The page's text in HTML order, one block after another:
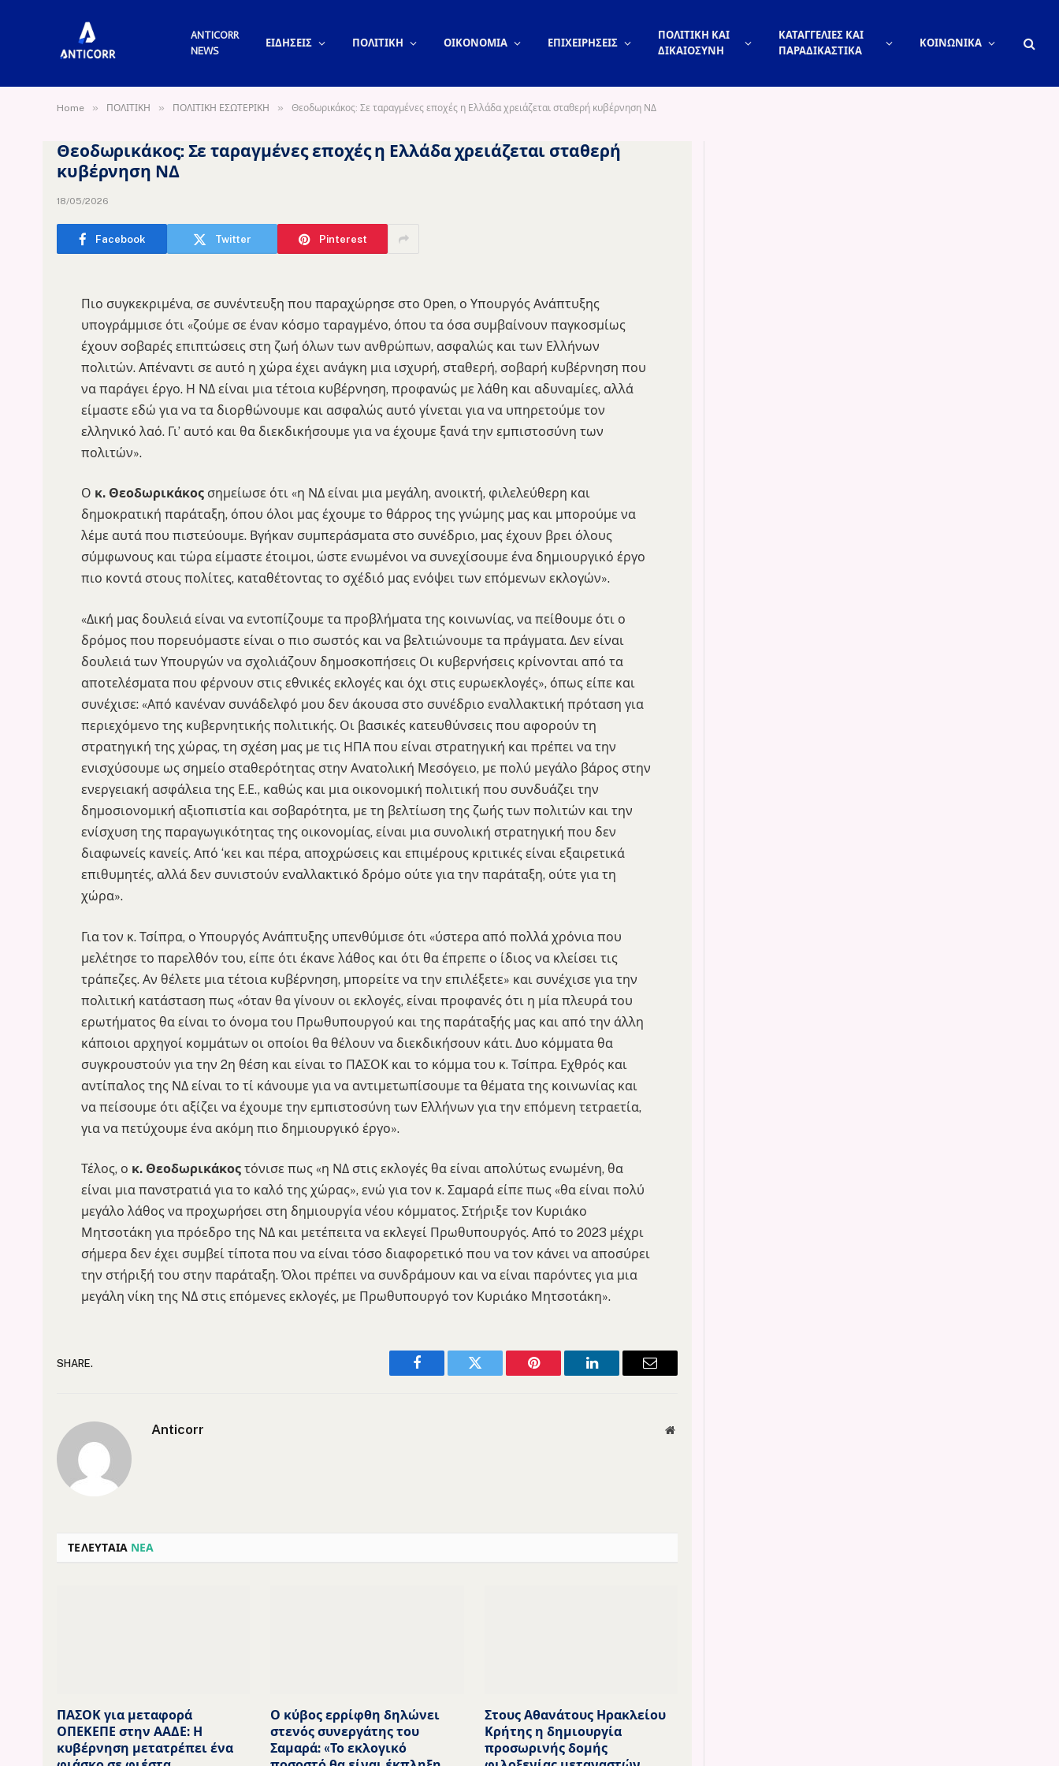
ANTICORR
NEWS
ΕΙΔΗΣΕΙΣ ΠΟΛΙΤΙΚΗ ΟΙΚΟΝΟΜΙΑ ΕΠΙΧΕΙΡΗΣΕΙΣ
ΠΟΛΙΤΙΚΗ ΚΑΙ
ΔΙΚΑΙΟΣΥΝΗ
ΚΑΤΑΓΓΕΛΙΕΣ ΚΑΙ
ΠΑΡΑΔΙΚΑΣΤΙΚΑ
ΚΟΙΝΩΝΙΚΑ
Home » ΠΟΛΙΤΙΚΗ » ΠΟΛΙΤΙΚΗ ΕΣΩΤΕΡΙΚΗ » Θεοδωρικάκος: Σε ταραγμένες εποχές η Ελλάδα χρειάζεται σταθερή κυβέρνηση ΝΔ
Θεοδωρικάκος: Σε ταραγμένες εποχές η Ελλάδα χρειάζεται σταθερή
κυβέρνηση ΝΔ
18/05/2026
Facebook Twitter Pinterest
Πιο συγκεκριμένα, σε συνέντευξη που παραχώρησε στο Open, ο Υπουργός Ανάπτυξης
υπογράμμισε ότι «ζούμε σε έναν κόσμο ταραγμένο, όπου τα όσα συμβαίνουν παγκοσμίως
έχουν σοβαρές επιπτώσεις στη ζωή όλων των ανθρώπων, ασφαλώς και των Ελλήνων
πολιτών. Απέναντι σε αυτό η χώρα έχει ανάγκη μια ισχυρή, σταθερή, σοβαρή κυβέρνηση που
να παράγει έργο. Η ΝΔ είναι μια τέτοια κυβέρνηση, προφανώς με λάθη και αδυναμίες, αλλά
είμαστε εδώ για να τα διορθώνουμε και ασφαλώς αυτό γίνεται για να υπηρετούμε τον
ελληνικό λαό. Γι’ αυτό και θα διεκδικήσουμε για να έχουμε ξανά την εμπιστοσύνη των
πολιτών».
Ο κ. Θεοδωρικάκος σημείωσε ότι «η ΝΔ είναι μια μεγάλη, ανοικτή, φιλελεύθερη και
δημοκρατική παράταξη, όπου όλοι μας έχουμε το θάρρος της γνώμης μας και μπορούμε να
λέμε αυτά που πιστεύουμε. Βγήκαν συμπεράσματα στο συνέδριο, μας έχουν βρει όλους
σύμφωνους και τώρα είμαστε έτοιμοι, ώστε ενωμένοι να συνεχίσουμε ένα δημιουργικό έργο
πιο κοντά στους πολίτες, καταθέτοντας το σχέδιό μας ενόψει των επόμενων εκλογών».
«Δική μας δουλειά είναι να εντοπίζουμε τα προβλήματα της κοινωνίας, να πείθουμε ότι ο
δρόμος που πορευόμαστε είναι ο πιο σωστός και να βελτιώνουμε τα πράγματα. Δεν είναι
δουλειά των Υπουργών να σχολιάζουν δημοσκοπήσεις Οι κυβερνήσεις κρίνονται από τα
αποτελέσματα που φέρνουν στις εθνικές εκλογές και όχι στις ευρωεκλογές», όπως είπε και
συνέχισε: «Από κανέναν συνάδελφό μου δεν άκουσα στο συνέδριο εναλλακτική πρόταση για
περιεχόμενο της κυβερνητικής πολιτικής. Οι βασικές κατευθύνσεις που αφορούν τη
στρατηγική της χώρας, τη σχέση μας με τις ΗΠΑ που είναι στρατηγική και πρέπει να την
ενισχύσουμε ως σημείο σταθερότητας στην Ανατολική Μεσόγειο, με πολύ μεγάλο βάρος στην
ενεργειακή ασφάλεια της Ε.Ε., καθώς και μια οικονομική πολιτική που συνδυάζει την
δημοσιονομική αξιοπιστία και σοβαρότητα, με τη βελτίωση της ζωής των πολιτών και την
ενίσχυση της παραγωγικότητας της οικονομίας, είναι μια συνολική στρατηγική που δεν
διαφωνείς κανείς. Από ‘κει και πέρα, αποχρώσεις και επιμέρους κριτικές είναι εξαιρετικά
επιθυμητές, αλλά δεν συνιστούν εναλλακτικό δρόμο ούτε για την παράταξη, ούτε για τη
χώρα».
Για τον κ. Τσίπρα, ο Υπουργός Ανάπτυξης υπενθύμισε ότι «ύστερα από πολλά χρόνια που
μελέτησε το παρελθόν του, είπε ότι έκανε λάθος και ότι θα έπρεπε ο ίδιος να κλείσει τις
τράπεζες. Αν θέλετε μια τέτοια κυβέρνηση, μπορείτε να την επιλέξετε» και συνέχισε για την
πολιτική κατάσταση πως «όταν θα γίνουν οι εκλογές, είναι προφανές ότι η μία πλευρά του
ερωτήματος θα είναι το όνομα του Πρωθυπουργού και της παράταξής μας και από την άλλη
κάποιοι αρχηγοί κομμάτων οι οποίοι θα θέλουν να διεκδικήσουν κάτι. Δυο κόμματα θα
συγκρουστούν για την 2η θέση και είναι το ΠΑΣΟΚ και το κόμμα του κ. Τσίπρα. Εχθρός και
αντίπαλος της ΝΔ είναι το τί κάνουμε για να αντιμετωπίσουμε τα θέματα της κοινωνίας και
να πείσουμε ότι αξίζει να έχουμε την εμπιστοσύνη των Ελλήνων για την επόμενη τετραετία,
για να πετύχουμε ένα ακόμη πιο δημιουργικό έργο».
Τέλος, ο κ. Θεοδωρικάκος τόνισε πως «η ΝΔ στις εκλογές θα είναι απολύτως ενωμένη, θα
είναι μια πανστρατιά για το καλό της χώρας», ενώ για τον κ. Σαμαρά είπε πως «θα είναι πολύ
μεγάλο λάθος να προχωρήσει στη δημιουργία νέου κόμματος. Στήριξε τον Κυριάκο
Μητσοτάκη για πρόεδρο της ΝΔ και μετέπειτα να εκλεγεί Πρωθυπουργός. Από το 2023 μέχρι
σήμερα δεν έχει συμβεί τίποτα που να είναι τόσο διαφορετικό που να τον κάνει να αποσύρει
την στήριξή του στην παράταξη. Όλοι πρέπει να συνδράμουν και να είναι παρόντες για μια
μεγάλη νίκη της ΝΔ στις επόμενες εκλογές, με Πρωθυπουργό τον Κυριάκο Μητσοτάκη».
SHARE.
Facebook Twitter Pinterest LinkedIn Email
Anticorr Website
ΤΕΛΕΥΤΑΙΑ ΝΕΑ
ΠΑΣΟΚ για μεταφορά
ΟΠΕΚΕΠΕ στην ΑΑΔΕ: Η
κυβέρνηση μετατρέπει ένα
Ο κύβος ερρίφθη δηλώνει
στενός συνεργάτης του
Σαμαρά: «Το εκλογικό
Στους Αθανάτους Ηρακλείου
Κρήτης η δημιουργία
προσωρινής δομής